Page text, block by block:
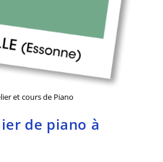
et cours de Piano
de piano à